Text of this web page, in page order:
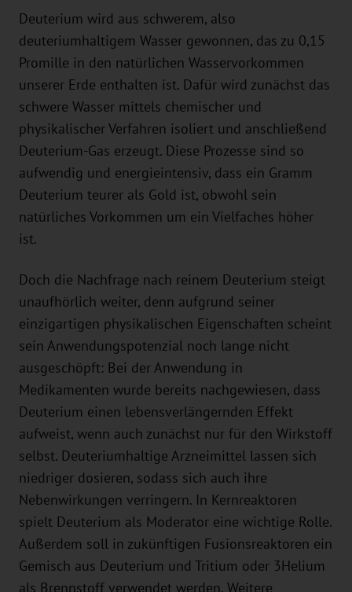
Deuterium wird aus schwerem, also
deuteriumhaltigem Wasser gewonnen, das zu 0,15
Promille in den natürlichen Wasservorkommen
unserer Erde enthalten ist. Dafür wird zunächst das
schwere Wasser mittels chemischer und
physikalischer Verfahren isoliert und anschließend
Deuterium-Gas erzeugt. Diese Prozesse sind so
aufwendig und energieintensiv, dass ein Gramm
Deuterium teurer als Gold ist, obwohl sein
natürliches Vorkommen um ein Vielfaches höher
ist.
Doch die Nachfrage nach reinem Deuterium steigt
unaufhörlich weiter, denn aufgrund seiner
einzigartigen physikalischen Eigenschaften scheint
sein Anwendungspotenzial noch lange nicht
ausgeschöpft: Bei der Anwendung in
Medikamenten wurde bereits nachgewiesen, dass
Deuterium einen lebensverlängernden Effekt
aufweist, wenn auch zunächst nur für den Wirkstoff
selbst. Deuteriumhaltige Arzneimittel lassen sich
niedriger dosieren, sodass sich auch ihre
Nebenwirkungen verringern. In Kernreaktoren
spielt Deuterium als Moderator eine wichtige Rolle.
Außerdem soll in zukünftigen Fusionsreaktoren ein
Gemisch aus Deuterium und Tritium oder 3Helium
als Brennstoff verwendet werden. Weitere